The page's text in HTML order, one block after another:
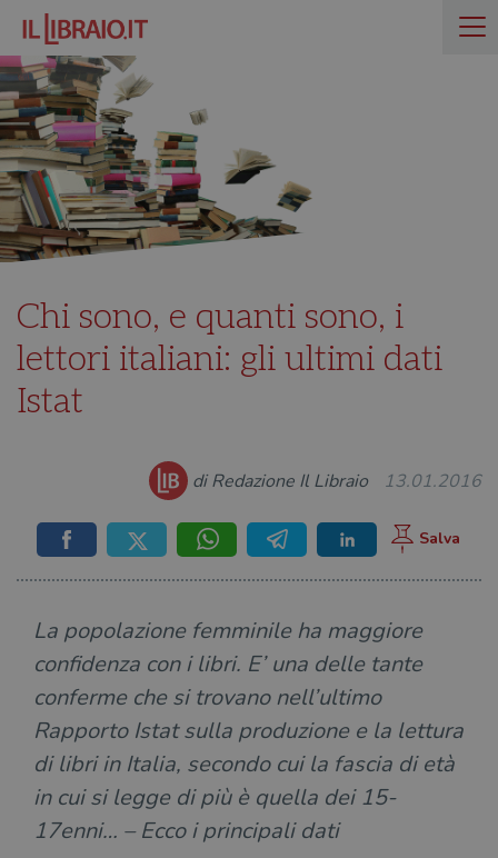
Chi sono, e quanti sono, i
lettori italiani: gli ultimi dati
Istat
di Redazione Il Libraio 13.01.2016
La popolazione femminile ha maggiore
confidenza con i libri. E’ una delle tante
conferme che si trovano nell’ultimo
Rapporto Istat sulla produzione e la lettura
di libri in Italia, secondo cui la fascia di età
in cui si legge di più è quella dei 15-
17enni… – Ecco i principali dati